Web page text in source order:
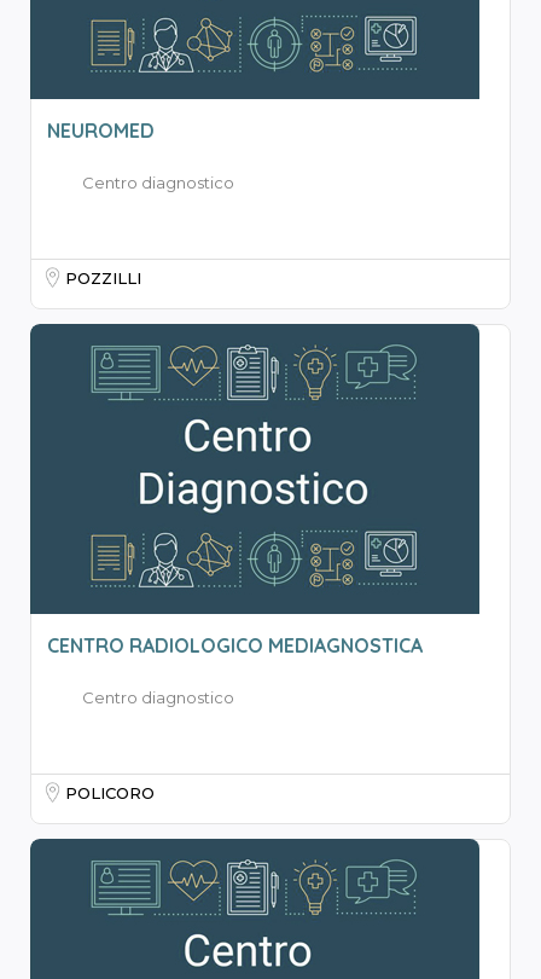
NEUROMED
Centro diagnostico
POZZILLI
CENTRO RADIOLOGICO MEDIAGNOSTICA
Centro diagnostico
POLICORO